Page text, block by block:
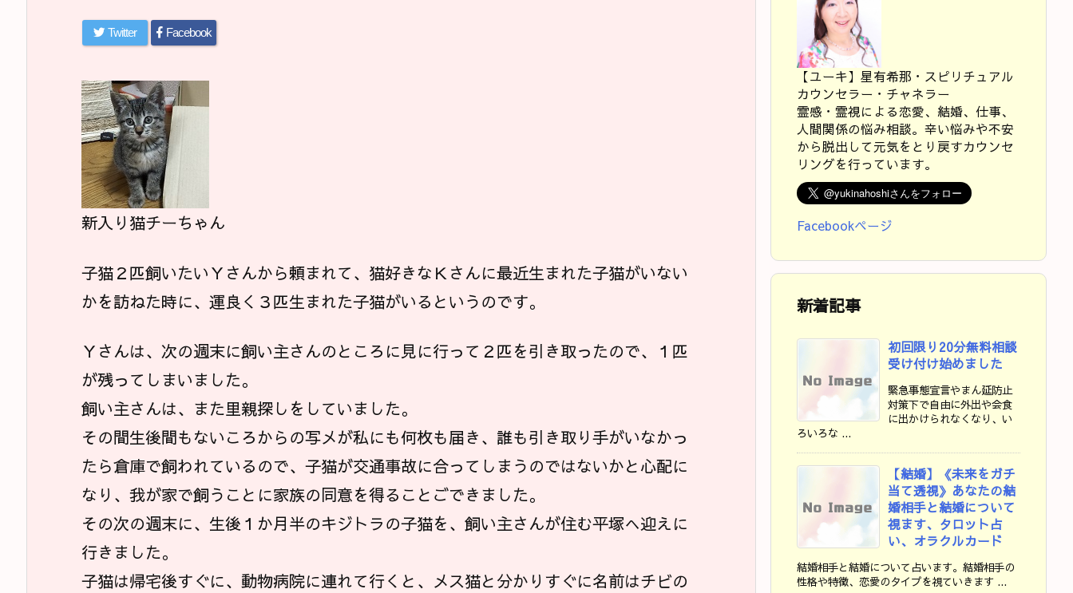
Twitter Facebook
新入り猫チーちゃん
子猫２匹飼いたいＹさんから頼まれて、猫好きなＫさんに最近生まれた子猫がいない
かを訪ねた時に、運良く３匹生まれた子猫がいるというのです。
Ｙさんは、次の週末に飼い主さんのところに見に行って２匹を引き取ったので、１匹
が残ってしまいました。
飼い主さんは、また里親探しをしていました。
その間生後間もないころからの写メが私にも何枚も届き、誰も引き取り手がいなかっ
たら倉庫で飼われているので、子猫が交通事故に合ってしまうのではないかと心配に
なり、我が家で飼うことに家族の同意を得ることごできました。
その次の週末に、生後１か月半のキジトラの子猫を、飼い主さんが住む平塚へ迎えに
行きました。
子猫は帰宅後すぐに、動物病院に連れて行くと、メス猫と分かりすぐに名前はチビの
【ユーキ】星有希那・スピリチュアル
カウンセラー・チャネラー
霊感・霊視による恋愛、結婚、仕事、
人間関係の悩み相談。辛い悩みや不安
から脱出して元気をとり戻すカウンセ
リングを行っています。
Facebookページ
新着記事
初回限り20分無料相談
受け付け始めました
緊急事態宣言やまん延防止
対策下で自由に外出や会食
に出かけられなくなり、い
ろいろな ...
【結婚】《未来をガチ
当て透視》あなたの結
婚相手と結婚について
視ます、タロット占
い、オラクルカード
結婚相手と結婚について占います。結婚相手の
性格や特徴、恋愛のタイプを視ていきます ...